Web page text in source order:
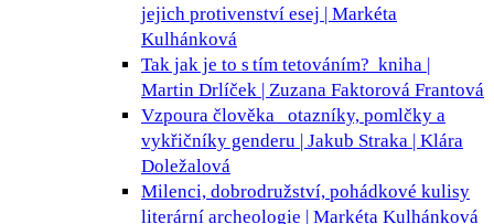
jejich protivenství esej | Markéta
Kulhánková
Tak jak je to s tím tetováním? kniha |
Martin Drlíček | Zuzana Faktorová Frantová
Vzpoura člověka
otazníky, pomlčky a
vykřičníky genderu | Jakub Straka | Klára
Doležalová
Milenci, dobrodružství, pohádkové kulisy
literární archeologie | Markéta Kulhánková